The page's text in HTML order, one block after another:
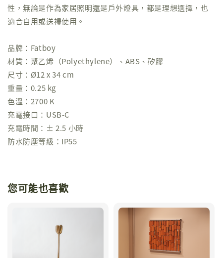
性，無論是作為家居照明還是戶外燈具，都是理想選擇，也
適合自用或送禮使用。
品牌：Fatboy
材質：聚乙烯（Polyethylene）、ABS、矽膠
尺寸：Ø12 x 34 cm
重量：0.25 kg
色溫：2700 K
充電接口：USB-C
充電時間：± 2.5 小時
防水防塵等級：IP55
您可能也喜歡